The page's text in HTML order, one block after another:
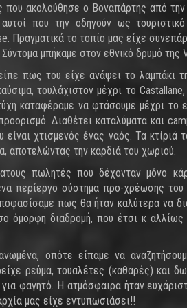
που ακολούθησε ο Βοναπάρτης από
αυτοί που την οδηγούν ως
Πραγματικά το τοπίο μας είχε
μπήκαμε στον εθνικό δρυμό της
πως του είχε ανάψει το λαμπάκι
τουλάχιστον μέχρι το
καταφέραμε να φτάσουμε μέχρι το
Διαθέτει καταλύματα και
χτισμενός ένας ναός. Τα κτίριά
αποτελώντας την καρδιά του χωριού.
πωλητές που δέχονταν μόνο
περίεργο σύστημα προ-χρέωσης
πως θα ήταν καλύτερα να
όμορφη διαδρομή, που έτσι κ αλλίως
οπότε είπαμε να
ρεύμα, τουαλέτες (καθαρές) και
φαγητό. Η ατμόσφαιρα ήταν
μας είχε εντυπωσιάσει!!